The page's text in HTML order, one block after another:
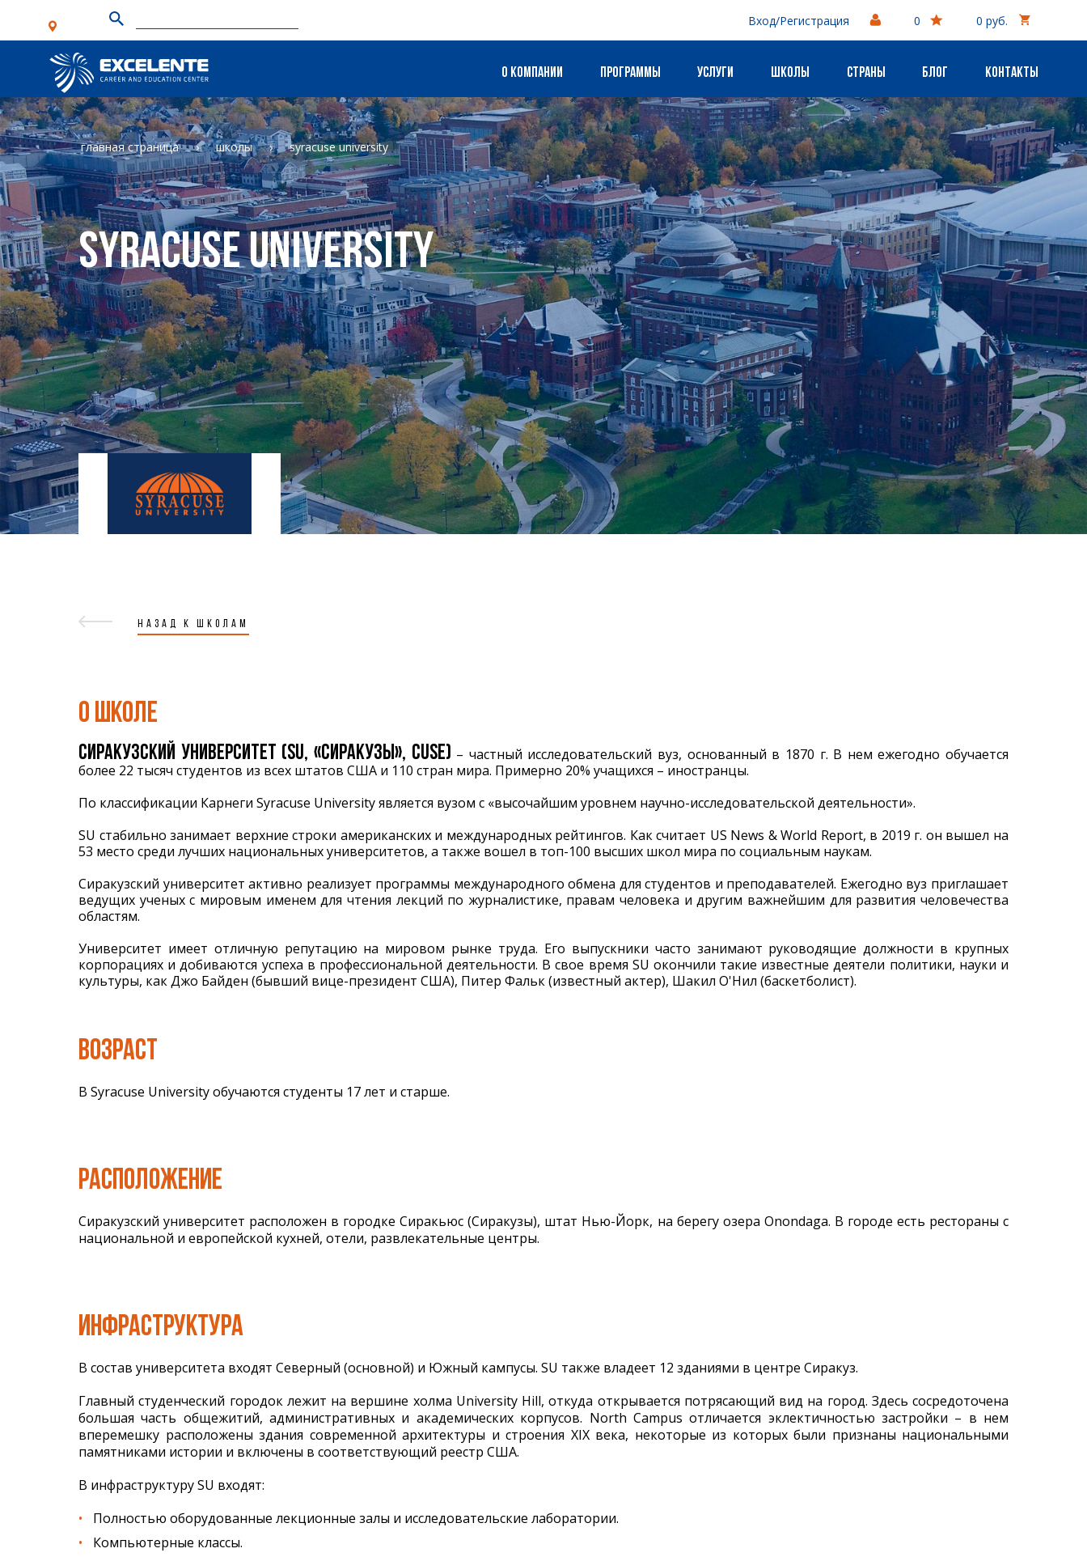
Вход/Регистрация 0 0 руб.
О компании Программы Услуги Школы Страны Блог Контакты
главная страница школы syracuse university
Syracuse University
НАЗАД К ШКОЛАМ
О ШКОЛЕ
СИРАКУЗСКИЙ УНИВЕРСИТЕТ (SU, «СИРАКУЗЫ», CUSE) – частный исследовательский вуз, основанный в 1870 г. В нем ежегодно обучается
более 22 тысяч студентов из всех штатов США и 110 стран мира. Примерно 20% учащихся – иностранцы.
По классификации Карнеги Syracuse University является вузом с «высочайшим уровнем научно-исследовательской деятельности».
SU стабильно занимает верхние строки американских и международных рейтингов. Как считает US News & World Report, в 2019 г. он вышел на
53 место среди лучших национальных университетов, а также вошел в топ-100 высших школ мира по социальным наукам.
Сиракузский университет активно реализует программы международного обмена для студентов и преподавателей. Ежегодно вуз приглашает
ведущих ученых с мировым именем для чтения лекций по журналистике, правам человека и другим важнейшим для развития человечества
областям.
Университет имеет отличную репутацию на мировом рынке труда. Его выпускники часто занимают руководящие должности в крупных
корпорациях и добиваются успеха в профессиональной деятельности. В свое время SU окончили такие известные деятели политики, науки и
культуры, как Джо Байден (бывший вице-президент США), Питер Фальк (известный актер), Шакил О'Нил (баскетболист).
ВОЗРАСТ
В Syracuse University обучаются студенты 17 лет и старше.
РАСПОЛОЖЕНИЕ
Сиракузский университет расположен в городке Сиракьюс (Сиракузы), штат Нью-Йорк, на берегу озера Onondaga. В городе есть рестораны с
национальной и европейской кухней, отели, развлекательные центры.
ИНФРАСТРУКТУРА
В состав университета входят Северный (основной) и Южный кампусы. SU также владеет 12 зданиями в центре Сиракуз.
Главный студенческий городок лежит на вершине холма University Hill, откуда открывается потрясающий вид на город. Здесь сосредоточена
большая часть общежитий, административных и академических корпусов. North Campus отличается эклектичностью застройки – в нем
вперемешку расположены здания современной архитектуры и строения XIX века, некоторые из которых были признаны национальными
памятниками истории и включены в соответствующий реестр США.
В инфраструктуру SU входят:
Полностью оборудованные лекционные залы и исследовательские лаборатории.
Компьютерные классы.